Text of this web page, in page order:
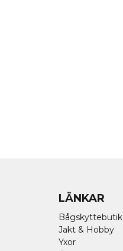
LÄNKAR
Bågskyttebutik
Jakt & Hobby
Yxor